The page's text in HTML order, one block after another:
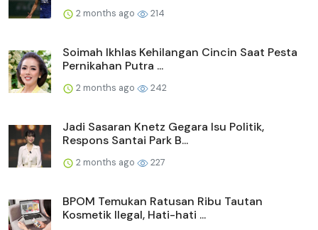
2 months ago 214
Soimah Ikhlas Kehilangan Cincin Saat Pesta
Pernikahan Putra ...
2 months ago 242
Jadi Sasaran Knetz Gegara Isu Politik,
Respons Santai Park B...
2 months ago 227
BPOM Temukan Ratusan Ribu Tautan
Kosmetik Ilegal, Hati-hati ...